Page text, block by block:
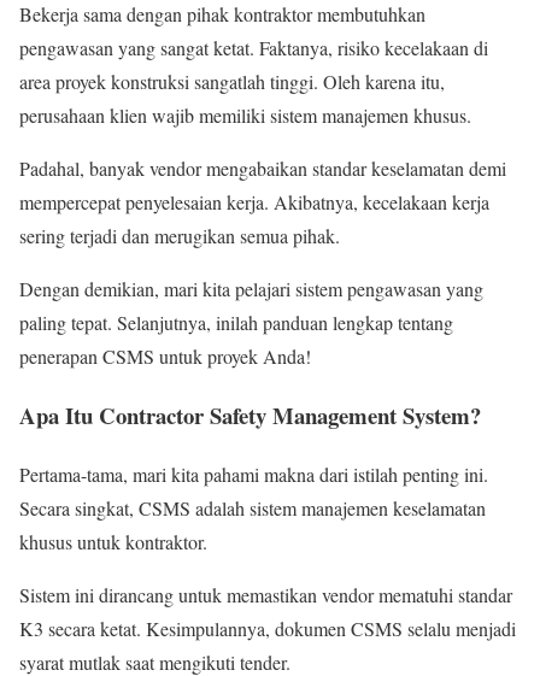
Bekerja sama dengan pihak kontraktor membutuhkan
pengawasan yang sangat ketat. Faktanya, risiko kecelakaan di
area proyek konstruksi sangatlah tinggi. Oleh karena itu,
perusahaan klien wajib memiliki sistem manajemen khusus.
Padahal, banyak vendor mengabaikan standar keselamatan demi
mempercepat penyelesaian kerja. Akibatnya, kecelakaan kerja
sering terjadi dan merugikan semua pihak.
Dengan demikian, mari kita pelajari sistem pengawasan yang
paling tepat. Selanjutnya, inilah panduan lengkap tentang
penerapan CSMS untuk proyek Anda!
Apa Itu Contractor Safety Management System?
Pertama-tama, mari kita pahami makna dari istilah penting ini.
Secara singkat, CSMS adalah sistem manajemen keselamatan
khusus untuk kontraktor.
Sistem ini dirancang untuk memastikan vendor mematuhi standar
K3 secara ketat. Kesimpulannya, dokumen CSMS selalu menjadi
syarat mutlak saat mengikuti tender.